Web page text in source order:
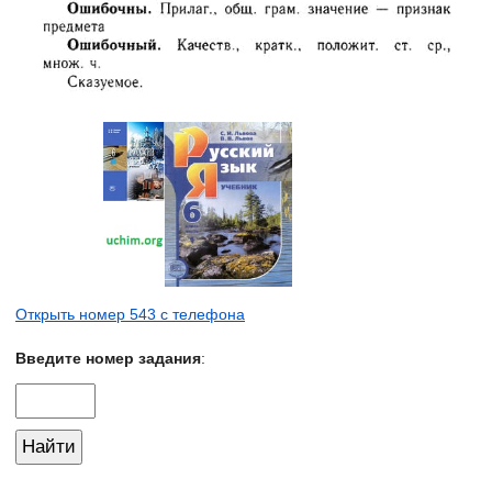
Открыть номер 543 с телефона
Введите номер задания: